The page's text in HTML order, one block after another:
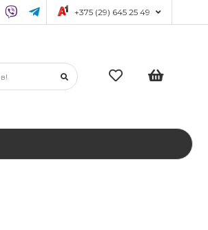
+375 (29) 645 25 49